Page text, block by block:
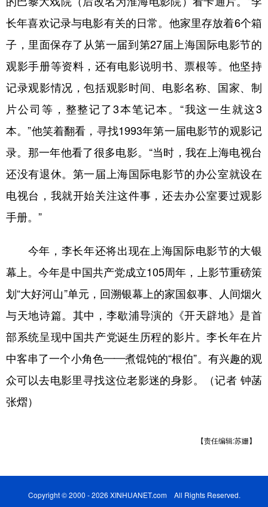
长年喜欢记录与电影有关的日常。他家里存放着6个箱
子，里面保存了从第一届到第27届上海国际电影节的
观影手册等资料，还有电影说明书、票根等。他坚持
记录观影情况，包括观影时间、电影名称、国家、制
片公司等，整整记了3本笔记本。“我这一生就这3
本。”他笑着翻看，寻找1993年第一届电影节的观影记
录。那一年他看了很多电影。“当时，我在上海电视台
还没有退休。第一届上海国际电影节的办公室就设在
电视台，我就开始关注这件事，还去办公室要过观影
手册。”
今年，李长年还将出现在上海国际电影节的大银
幕上。今年是中国共产党成立105周年，上影节重磅策
划“大好河山”单元，回溯银幕上的家国叙事、人间烟火
与天地诗篇。其中，李歇浦导演的《开天辟地》是首
部系统呈现中国共产党诞生历程的影片。李长年在片
中客串了一个小角色——煮馄饨的“根伯”。有兴趣的观
众可以去电影里寻找这位老影迷的身影。（记者 钟菡
张熠）
【责任编辑:苏姗】
Copyright © 2000 - 2026 XINHUANET.com All Rights Reserved.